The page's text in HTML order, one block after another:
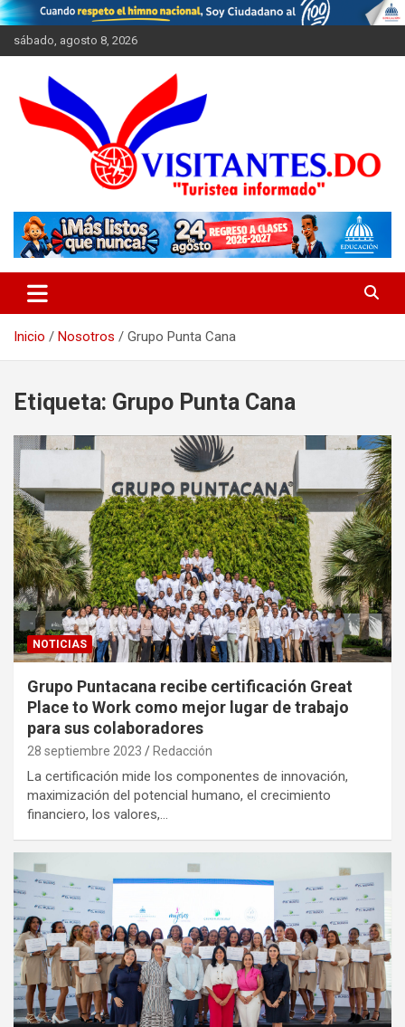
Saltar
al
contenido
sábado, agosto 8, 2026
Visitantes
Inicio Nosotros Grupo Punta Cana
Etiqueta: Grupo Punta Cana
NOTICIAS
Grupo Puntacana recibe certificación Great
Place to Work como mejor lugar de trabajo
para sus colaboradores
28 septiembre 2023 Redacción
La certificación mide los componentes de innovación,
maximización del potencial humano, el crecimiento
financiero, los valores,…